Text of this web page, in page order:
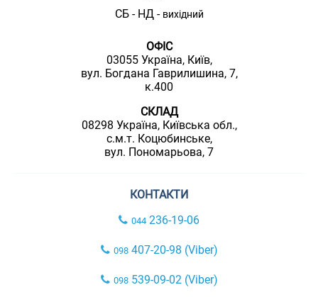
СБ - НД - вихідний
ОФІС
03055 Україна, Київ,
вул. Богдана Гаврилишина, 7,
к.400
СКЛАД
08298 Україна, Київська обл.,
с.м.т. Коцюбинське,
вул. Пономарьова, 7
КОНТАКТИ
044 236-19-06
098407-20-98 (Viber)
098539-09-02 (Viber)